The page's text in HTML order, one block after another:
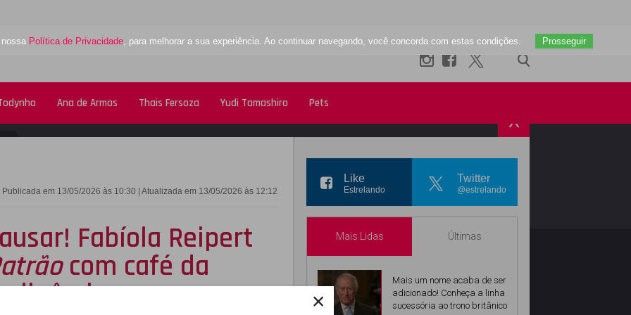
×
Política de Privacidade, para melhorar a sua experiência. Ao continuar navegando, você concorda com estas condições. Prosseguir
Ana de Armas Thais Fersoza Yudi Tamashiro Pets
X
Publicada em 13/05/2026 às 10:30 | Atualizada em 13/05/2026 às 12:12
Fabíola Reipert
com café da
dinâmica nova
Like
Estrelando
Twitter
@estrelando
Mais Lidas Últimas
Mais um nome acaba de ser
adicionado! Conheça a linha
sucessória ao trono britânico
INSTAGRAM